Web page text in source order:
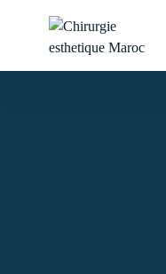
Chirurgie esthetique
Implante